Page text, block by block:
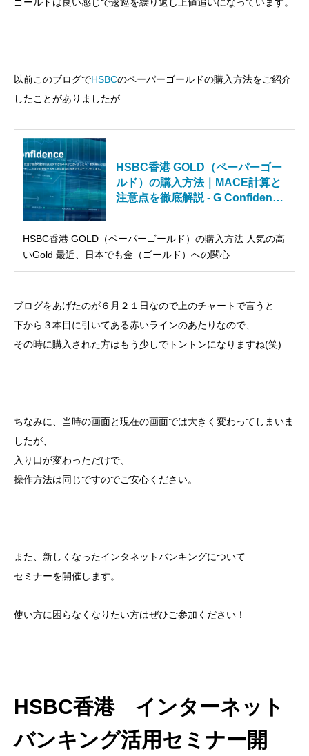
以前このブログでHSBCのペーパーゴールドの購入方法をご紹介
したことがありましたが
HSBC香港 GOLD（ペーパーゴー
ルド）の購入方法｜MACE計算と
注意点を徹底解説 - G Confidence
HSBC香港 GOLD（ペーパーゴールド）の購入方法 人気の高
いGold 最近、日本でも金（ゴールド）への関心
ブログをあげたのが６月２１日なので上のチャートで言うと
下から３本目に引いてある赤いラインのあたりなので、
その時に購入された方はもう少しでトントンになりますね(笑)
ちなみに、当時の画面と現在の画面では大きく変わってしまいま
したが、
入り口が変わっただけで、
操作方法は同じですのでご安心ください。
また、新しくなったインタネットバンキングについて
セミナーを開催します。
使い方に困らなくなりたい方はぜひご参加ください！
HSBC香港 インターネット
バンキング活用セミナー開